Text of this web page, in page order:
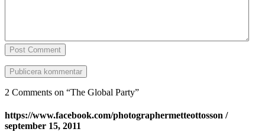
Post Comment
2 Comments on “The Global Party”
https://www.facebook.com/photographermetteottosson /
september 15, 2011